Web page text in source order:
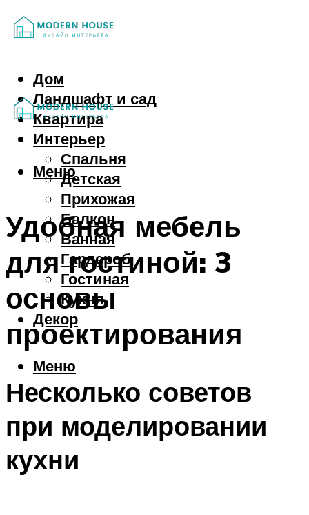
Дом
Ландшафт и сад
Квартира
Интерьер
Спальня
Детская
Прихожая
Балкон
Ванная
Гардероб
Гостиная
Кухня
Декор
Меню
Меню
Удобная мебель
для гостиной: 3
основы
проектирования
Несколько советов
при моделировании
кухни